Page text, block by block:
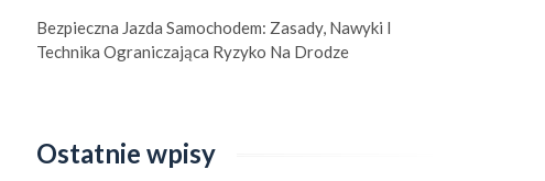
Bezpieczna Jazda Samochodem: Zasady, Nawyki I
Technika Ograniczająca Ryzyko Na Drodze
Ostatnie wpisy